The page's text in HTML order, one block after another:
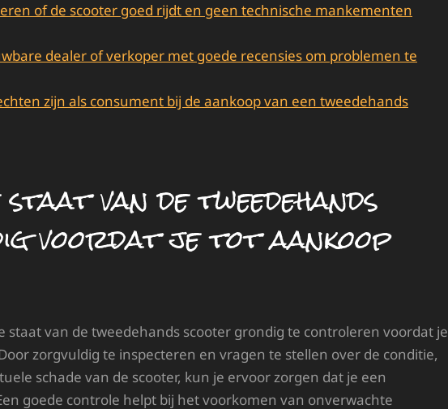
of de scooter goed rijdt en geen technische mankementen
dealer of verkoper met goede recensies om problemen te
zijn als consument bij de aankoop van een tweedehands
van de tweedehands
voordat je tot aankoop
staat van de tweedehands scooter grondig te controleren voordat je
zorgvuldig te inspecteren en vragen te stellen over de conditie,
schade van de scooter, kun je ervoor zorgen dat je een
goede controle helpt bij het voorkomen van onverwachte